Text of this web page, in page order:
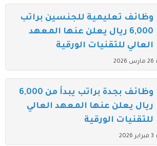
وظائف تعليمية للجنسين براتب
6,000 ريال يعلن عنها المعهد
العالي للتقنيات الورقية
26 مارس 2026
وظائف بجدة براتب يبدأ من 6,000
ريال يعلن عنها المعهد العالي
للتقنيات الورقية
3 فبراير 2026